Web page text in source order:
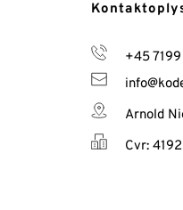
+45
Arnold
Cvr: